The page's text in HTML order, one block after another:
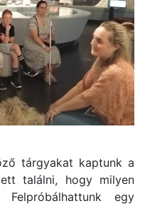
tárgyakat kaptunk a
találni, hogy milyen
Felpróbálhattunk egy